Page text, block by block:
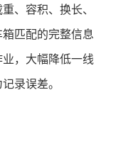
、容积、换长、
匹配的完整信息
，大幅降低一线
录误差。